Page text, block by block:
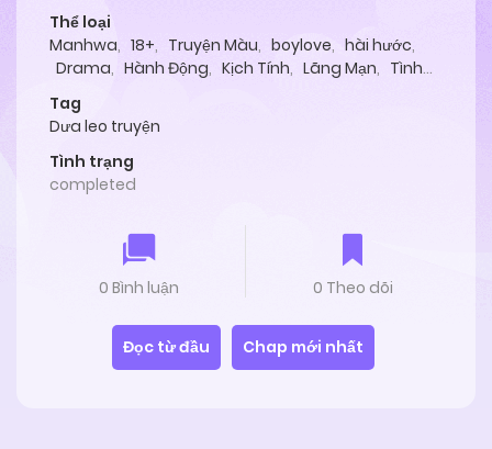
Thể loại
Manhwa, 18+, Truyện Màu, boylove, hài hước,
Drama, Hành Động, Kịch Tính, Lãng Mạn, Tình
Tag
Dưa leo truyện
Tình trạng
completed
0 Bình luận 0 Theo dõi
Đọc từ đầu Chap mới nhất